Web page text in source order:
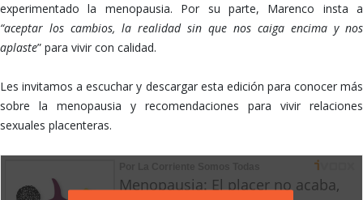
experimentado la menopausia. Por su parte, Marenco insta a
“aceptar los cambios, la realidad sin que nos caiga encima y nos
aplaste” para vivir con calidad.
Les invitamos a escuchar y descargar esta edición para conocer más
sobre la menopausia y recomendaciones para vivir relaciones
sexuales placenteras.